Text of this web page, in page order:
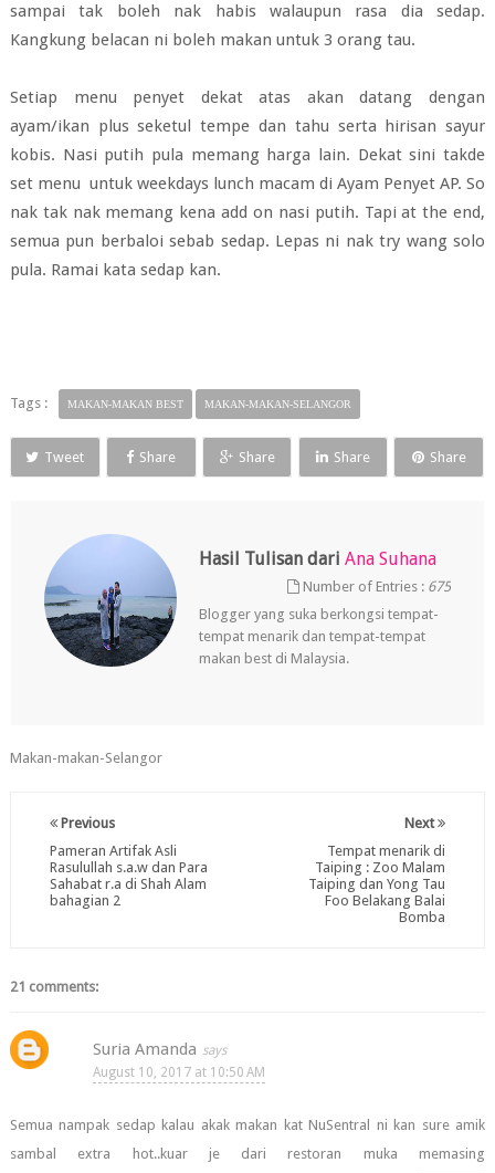
sampai tak boleh nak habis walaupun rasa dia sedap.
Kangkung belacan ni boleh makan untuk 3 orang tau.
Setiap menu penyet dekat atas akan datang dengan
ayam/ikan plus seketul tempe dan tahu serta hirisan sayur
kobis. Nasi putih pula memang harga lain. Dekat sini takde
set menu untuk weekdays lunch macam di Ayam Penyet AP. So
nak tak nak memang kena add on nasi putih. Tapi at the end,
semua pun berbaloi sebab sedap. Lepas ni nak try wang solo
pula. Ramai kata sedap kan.
Tags : MAKAN-MAKAN BEST MAKAN-MAKAN-SELANGOR
Tweet Share Share Share Share
Hasil Tulisan dari Ana Suhana
Number of Entries : 675
Blogger yang suka berkongsi tempat-
tempat menarik dan tempat-tempat
makan best di Malaysia.
Makan-makan-Selangor
Next
Tempat menarik di
Taiping : Zoo Malam
Taiping dan Yong Tau
Foo Belakang Balai
Bomba
Previous
Pameran Artifak Asli
Rasulullah s.a.w dan Para
Sahabat r.a di Shah Alam
bahagian 2
21 comments:
Suria Amanda
August 10, 2017 at 10:50 AM
Semua nampak sedap kalau akak makan kat NuSentral ni kan sure amik
sambal extra hot..kuar je dari restoran muka memasing